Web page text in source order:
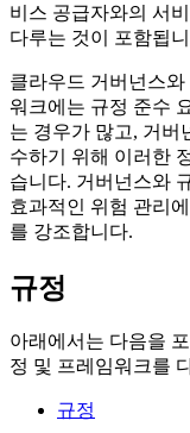
비스 공급자와의 서
다루는 것이 포함됩
클라우드 거버넌스
워크에는 규정 준수
는 경우가 많고, 거버
수하기 위해 이러한
습니다. 거버넌스와
효과적인 위험 관리
를 강조합니다.
규정
아래에서는 다음을
정 및 프레임워크를
규정